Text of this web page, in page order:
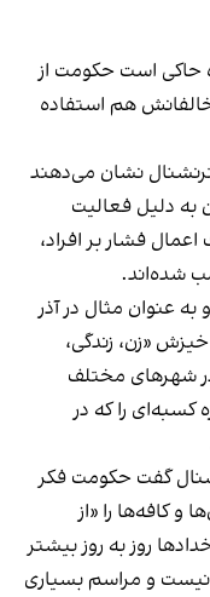
حاکی است حکومت از
هم استفاده
نشان می‌دهند
به دلیل فعالیت
فشار بر افراد،
شده‌اند.
عنوان مثال در آذر
خیزش «زن، زندگی،
در شهرهای مختلف
کسبه‌ای را که در
گفت حکومت فکر
و کافه‌ها را «از
روز به روز بیشتر
و مراسم بسیاری